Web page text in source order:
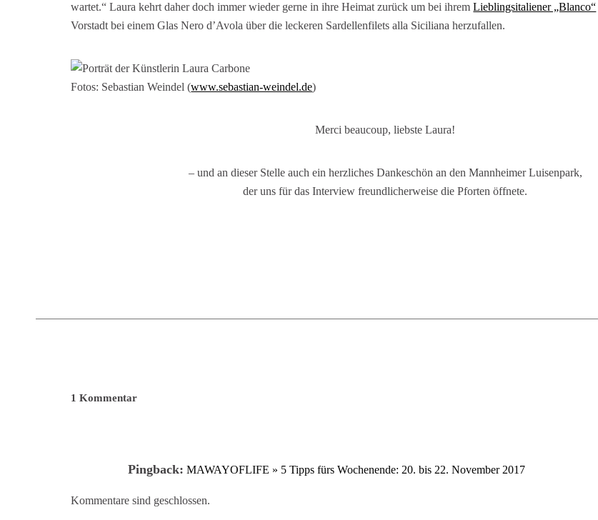
wartet.“ Laura kehrt daher doch immer wieder gerne in ihre Heimat zurück um bei ihremLieblingsitaliener „Blanco“
Vorstadt bei einem Glas Nero d’Avola über die leckeren Sardellenfilets alla Siciliana herzufallen.
Fotos: Sebastian Weindel (www.sebastian-weindel.de)
Merci beaucoup, liebste Laura!
– und an dieser Stelle auch ein herzliches Dankeschön an den Mannheimer Luisenpark,
der uns für das Interview freundlicherweise die Pforten öffnete.
1 Kommentar
Pingback: MAWAYOFLIFE » 5 Tipps fürs Wochenende: 20. bis 22. November 2017
Kommentare sind geschlossen.